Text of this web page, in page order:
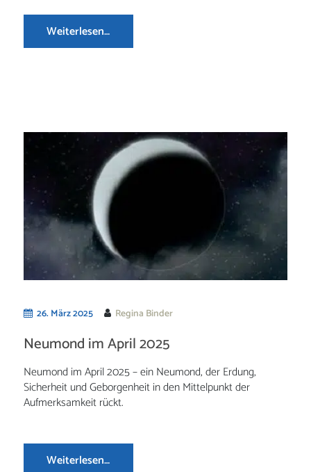
Weiterlesen…
26. März 2025 Regina Binder
Neumond im April 2025
Neumond im April 2025 – ein Neumond, der Erdung,
Sicherheit und Geborgenheit in den Mittelpunkt der
Aufmerksamkeit rückt.
Weiterlesen…